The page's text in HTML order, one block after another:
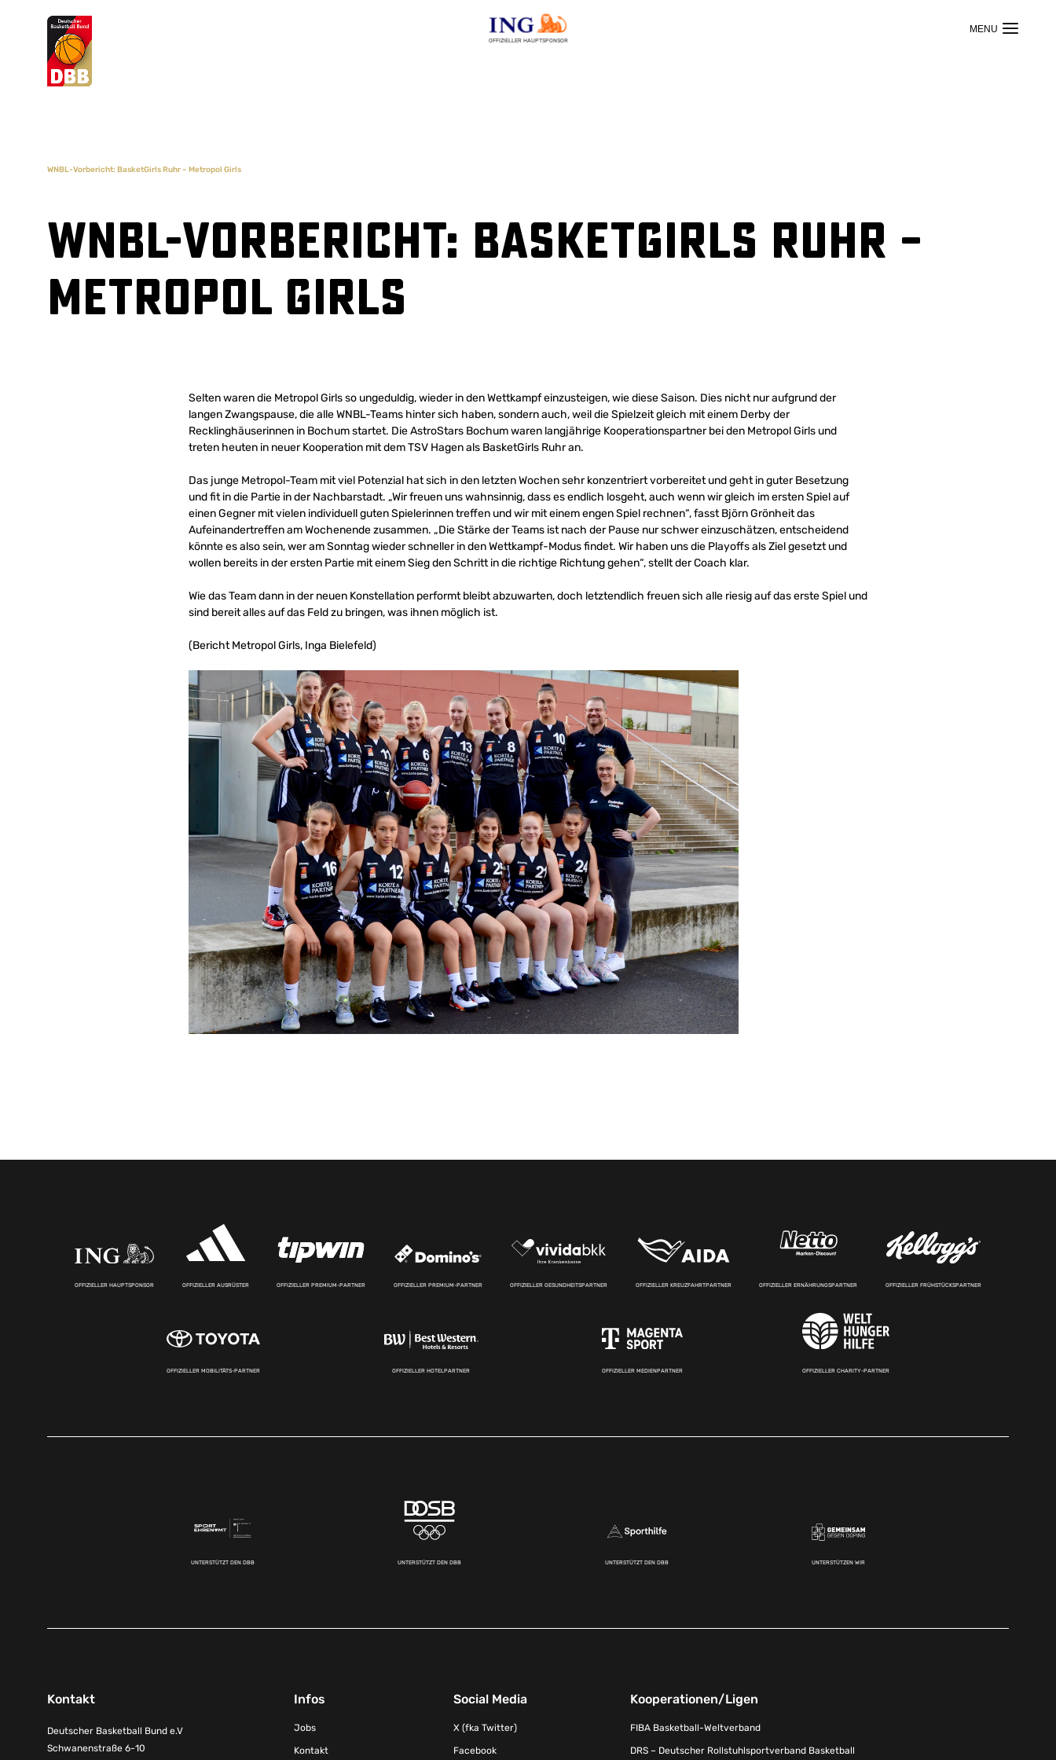
OFFIZIELLER HAUPTSPONSOR
Suchvorschläge
WNBL-Vorbericht: BasketGirls Ruhr – Metropol Girls
WNBL-Vorbericht: BasketGirls Ruhr –
Metropol Girls
Selten waren die Metropol Girls so ungeduldig, wieder in den Wettkampf einzusteigen, wie diese Saison. Dies nicht nur aufgrund der
langen Zwangspause, die alle WNBL-Teams hinter sich haben, sondern auch, weil die Spielzeit gleich mit einem Derby der
Recklinghäuserinnen in Bochum startet. Die AstroStars Bochum waren langjährige Kooperationspartner bei den Metropol Girls und
treten heuten in neuer Kooperation mit dem TSV Hagen als BasketGirls Ruhr an.
Das junge Metropol-Team mit viel Potenzial hat sich in den letzten Wochen sehr konzentriert vorbereitet und geht in guter Besetzung
und fit in die Partie in der Nachbarstadt. „Wir freuen uns wahnsinnig, dass es endlich losgeht, auch wenn wir gleich im ersten Spiel auf
einen Gegner mit vielen individuell guten Spielerinnen treffen und wir mit einem engen Spiel rechnen“, fasst Björn Grönheit das
Aufeinandertreffen am Wochenende zusammen. „Die Stärke der Teams ist nach der Pause nur schwer einzuschätzen, entscheidend
könnte es also sein, wer am Sonntag wieder schneller in den Wettkampf-Modus findet. Wir haben uns die Playoffs als Ziel gesetzt und
wollen bereits in der ersten Partie mit einem Sieg den Schritt in die richtige Richtung gehen“, stellt der Coach klar.
Wie das Team dann in der neuen Konstellation performt bleibt abzuwarten, doch letztendlich freuen sich alle riesig auf das erste Spiel und
sind bereit alles auf das Feld zu bringen, was ihnen möglich ist.
(Bericht Metropol Girls, Inga Bielefeld)
OFFIZIELLER HAUPTSPONSOR OFFIZIELLER AUSRÜSTER OFFIZIELLER PREMIUM-PARTNER OFFIZIELLER PREMIUM-PARTNER OFFIZIELLER GESUNDHEITSPARTNER OFFIZIELLER KREUZFAHRTPARTNER OFFIZIELLER ERNÄHRUNGSPARTNER OFFIZIELLER FRÜHSTÜCKSPARTNER
OFFIZIELLER MOBILITÄTS-PARTNER OFFIZIELLER HOTELPARTNER OFFIZIELLER MEDIENPARTNER OFFIZIELLER CHARITY-PARTNER
UNTERSTÜTZT DEN DBB UNTERSTÜTZT DEN DBB UNTERSTÜTZT DEN DBB UNTERSTÜTZEN WIR
Kontakt
Deutscher Basketball Bund e.V
Schwanenstraße 6-10
Infos
Jobs
Kontakt
Social Media
X (fka Twitter)
Facebook
Kooperationen/Ligen
FIBA Basketball-Weltverband
DRS – Deutscher Rollstuhlsportverband Basketball